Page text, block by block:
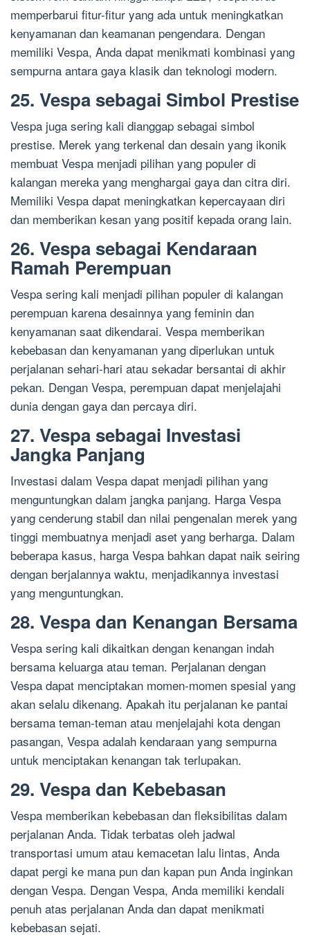
memperbarui fitur-fitur yang ada untuk meningkatkan
kenyamanan dan keamanan pengendara. Dengan
memiliki Vespa, Anda dapat menikmati kombinasi yang
sempurna antara gaya klasik dan teknologi modern.
25. Vespa sebagai Simbol Prestise
Vespa juga sering kali dianggap sebagai simbol
prestise. Merek yang terkenal dan desain yang ikonik
membuat Vespa menjadi pilihan yang populer di
kalangan mereka yang menghargai gaya dan citra diri.
Memiliki Vespa dapat meningkatkan kepercayaan diri
dan memberikan kesan yang positif kepada orang lain.
26. Vespa sebagai Kendaraan
Ramah Perempuan
Vespa sering kali menjadi pilihan populer di kalangan
perempuan karena desainnya yang feminin dan
kenyamanan saat dikendarai. Vespa memberikan
kebebasan dan kenyamanan yang diperlukan untuk
perjalanan sehari-hari atau sekadar bersantai di akhir
pekan. Dengan Vespa, perempuan dapat menjelajahi
dunia dengan gaya dan percaya diri.
27. Vespa sebagai Investasi
Jangka Panjang
Investasi dalam Vespa dapat menjadi pilihan yang
menguntungkan dalam jangka panjang. Harga Vespa
yang cenderung stabil dan nilai pengenalan merek yang
tinggi membuatnya menjadi aset yang berharga. Dalam
beberapa kasus, harga Vespa bahkan dapat naik seiring
dengan berjalannya waktu, menjadikannya investasi
yang menguntungkan.
28. Vespa dan Kenangan Bersama
Vespa sering kali dikaitkan dengan kenangan indah
bersama keluarga atau teman. Perjalanan dengan
Vespa dapat menciptakan momen-momen spesial yang
akan selalu dikenang. Apakah itu perjalanan ke pantai
bersama teman-teman atau menjelajahi kota dengan
pasangan, Vespa adalah kendaraan yang sempurna
untuk menciptakan kenangan tak terlupakan.
29. Vespa dan Kebebasan
Vespa memberikan kebebasan dan fleksibilitas dalam
perjalanan Anda. Tidak terbatas oleh jadwal
transportasi umum atau kemacetan lalu lintas, Anda
dapat pergi ke mana pun dan kapan pun Anda inginkan
dengan Vespa. Dengan Vespa, Anda memiliki kendali
penuh atas perjalanan Anda dan dapat menikmati
kebebasan sejati.